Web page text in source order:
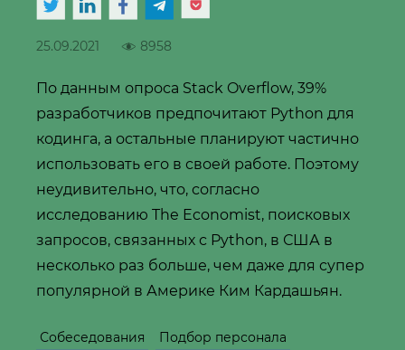
25.09.2021 8958
По данным опроса Stack Overflow, 39%
разработчиков предпочитают Python для
кодинга, а остальные планируют частично
использовать его в своей работе. Поэтому
неудивительно, что, согласно
исследованию The Economist, поисковых
запросов, связанных с Python, в США в
несколько раз больше, чем даже для супер
популярной в Америке Ким Кардашьян.
Собеседования Подбор персонала